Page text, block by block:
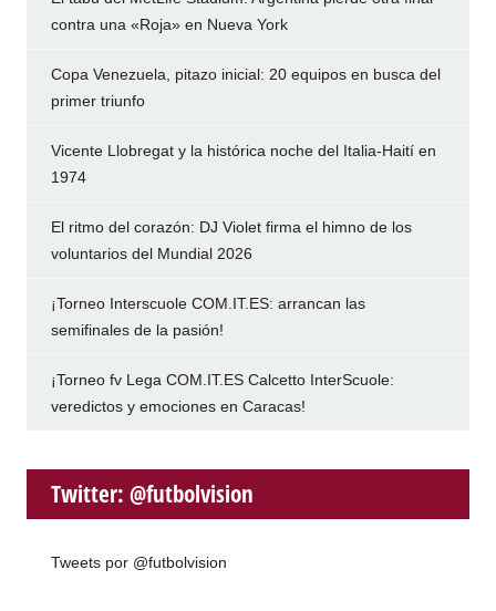
contra una «Roja» en Nueva York
Copa Venezuela, pitazo inicial: 20 equipos en busca del
primer triunfo
Vicente Llobregat y la histórica noche del Italia-Haití en
1974
El ritmo del corazón: DJ Violet firma el himno de los
voluntarios del Mundial 2026
¡Torneo Interscuole COM.IT.ES: arrancan las
semifinales de la pasión!
¡Torneo fv Lega COM.IT.ES Calcetto InterScuole:
veredictos y emociones en Caracas!
Twitter: @futbolvision
Tweets por @futbolvision